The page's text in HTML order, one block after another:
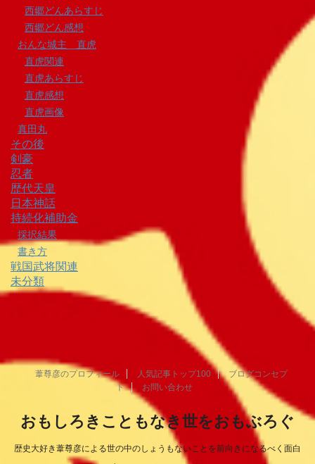
西郷どんあらすじ
西郷どん感想
おんな城主 直虎
直虎関連
直虎あらすじ
直虎感想
直虎画像
真田丸
その後
剣豪
忍者
歴代天皇
日本神話
持続化補助金
採択結果
書き方
戦国武将関連
未分類
葦尊彦のプロフィール 人気記事トップ100
ブログコンセプ
ト
お問い合わせ
おもしろきこともなき世をおもぶろぐ
歴史大好き葦尊彦による世の中のしょうもないことを前向きになるべく面白